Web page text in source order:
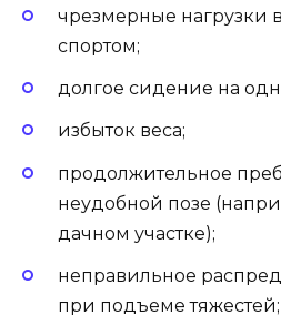
чрезмерные нагрузки
спортом;
долгое сидение на
избыток веса;
продолжительное
неудобной позе
дачном участке);
неправильное
при подъеме тяжестей;